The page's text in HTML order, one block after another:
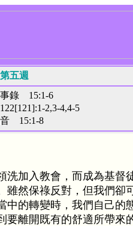
五週
錄 15:1-6
2,3-4,4-5
15:1-8
洗加入教會，而成為基督
雖然保祿反對，但我們卻
中的轉變時，我們自己的
要離開既有的舒適所帶來